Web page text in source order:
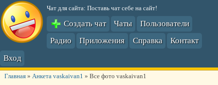
Чат для сайта: Поставь чат себе на сайт!
Создать чат Чаты
Пользователи
Радио
Приложения Справка
Контакт
Вход
Главная» Анкета vaskaivan1 » Все фото vaskaivan1